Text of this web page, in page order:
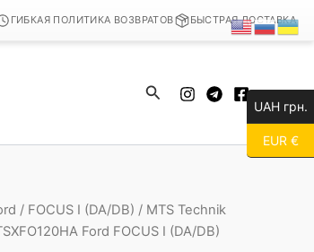
ГИБКАЯ ПОЛИТИКА ВОЗВРАТОВ БЫСТРАЯ ДОСТАВКА
Поиск
/ FOCUS I (DA/DB) / MTS Technik
Ford FOCUS I (DA/DB)
UAH грн.
EUR €